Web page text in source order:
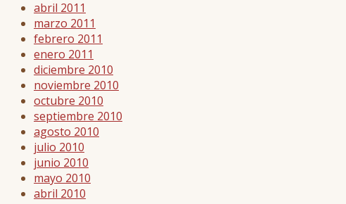
abril 2011
marzo 2011
febrero 2011
enero 2011
diciembre 2010
noviembre 2010
octubre 2010
septiembre 2010
agosto 2010
julio 2010
junio 2010
mayo 2010
abril 2010